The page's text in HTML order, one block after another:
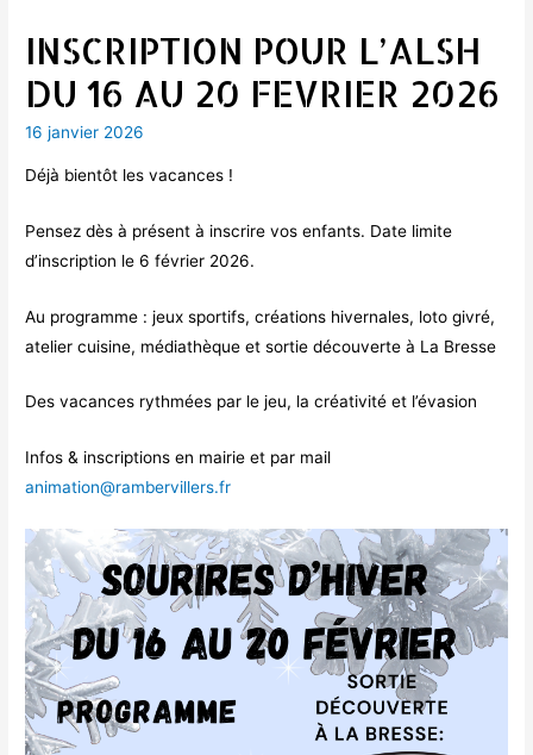
INSCRIPTION POUR L’ALSH
DU 16 AU 20 FEVRIER 2026
16 janvier 2026
Déjà bientôt les vacances !
Pensez dès à présent à inscrire vos enfants. Date limite
d’inscription le 6 février 2026.
Au programme : jeux sportifs, créations hivernales, loto givré,
atelier cuisine, médiathèque et sortie découverte à La Bresse
Des vacances rythmées par le jeu, la créativité et l’évasion
Infos & inscriptions en mairie et par mail
animation@rambervillers.fr